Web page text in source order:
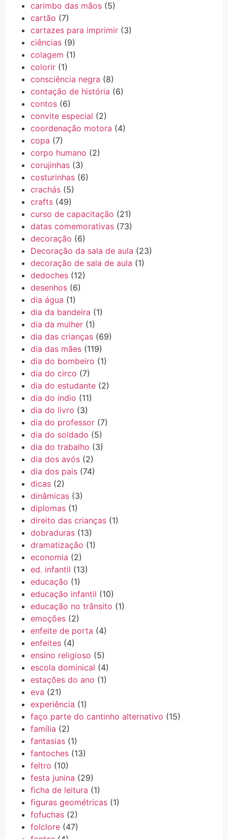
carimbo das mãos (5)
cartão (7)
cartazes para imprimir (3)
ciências (9)
colagem (1)
colorir (1)
consciência negra (8)
contação de história (6)
contos (6)
convite especial (2)
coordenação motora (4)
copa (7)
corpo humano (2)
corujinhas (3)
costurinhas (6)
crachás (5)
crafts (49)
curso de capacitação (21)
datas comemorativas (73)
decoração (6)
Decoração da sala de aula (23)
decoração de sala de aula (1)
dedoches (12)
desenhos (6)
dia água (1)
dia da bandeira (1)
dia da mulher (1)
dia das crianças (69)
dia das mães (119)
dia do bombeiro (1)
dia do circo (7)
dia do estudante (2)
dia do índio (11)
dia do livro (3)
dia do professor (7)
dia do soldado (5)
dia do trabalho (3)
dia dos avós (2)
dia dos pais (74)
dicas (2)
dinâmicas (3)
diplomas (1)
direito das crianças (1)
dobraduras (13)
dramatização (1)
economia (2)
ed. infantil (13)
educação (1)
educação infantil (10)
educação no trânsito (1)
emoções (2)
enfeite de porta (4)
enfeites (4)
ensino religioso (5)
escola dominical (4)
estações do ano (1)
eva (21)
experiência (1)
faço parte do cantinho alternativo (15)
família (2)
fantasias (1)
fantoches (13)
feltro (10)
festa junina (29)
ficha de leitura (1)
figuras geométricas (1)
fofuchas (2)
folclore (47)